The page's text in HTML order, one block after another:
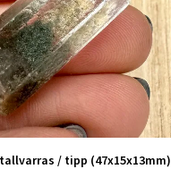
/ tipp (47x15x13mm)